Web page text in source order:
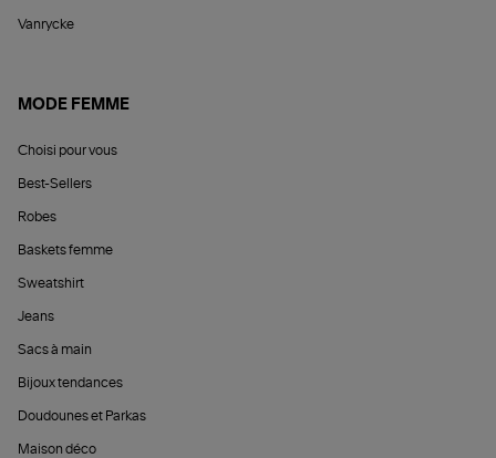
Vanrycke
MODE FEMME
Choisi pour vous
Best-Sellers
Robes
Baskets femme
Sweatshirt
Jeans
Sacs à main
Bijoux tendances
Doudounes et Parkas
Maison déco